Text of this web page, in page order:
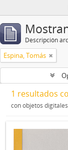
Descripción
Espina, Tomás
1 resultados
con objetos digitales